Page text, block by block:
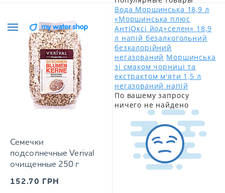
Вода Моршинська 18,9 л
«Моршинська плюс
АнтіОксі йод+селен» 18,9
л напій безалкогольний
безкалорійний
негазований Моршинська
зі смаком чорниці та
екстрактом м'яти 1,5 л
негазований напій
По вашему запросу
ничего не найдено
Семечки
подсолнечные Verival
очищенные 250 г
152.70 ГРН